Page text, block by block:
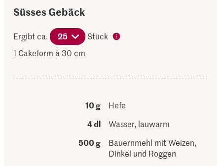
Süsses Gebäck
Ergibt ca. 25
Stück
1 Cakeform à 30 cm
10 g
Hefe
4 dl
Wasser, lauwarm
500 g
Bauernmehl mit Weizen,
Dinkel und Roggen